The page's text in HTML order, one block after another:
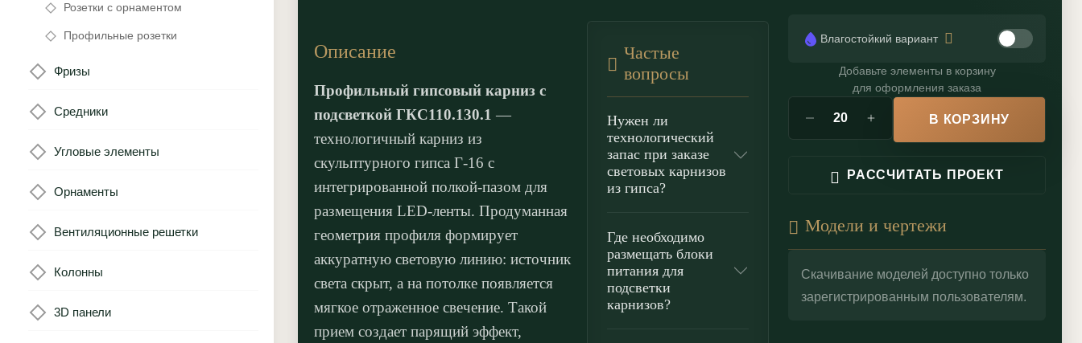
Розетки с орнаментом
Профильные розетки
Фризы
Средники
Угловые элементы
Орнаменты
Вентиляционные решетки
Колонны
3D панели
Описание
Профильный гипсовый карниз с
подсветкой ГКС110.130.1 —
технологичный карниз из
скульптурного гипса Г-16 с
интегрированной полкой-пазом для
размещения LED-ленты. Продуманная
геометрия профиля формирует
аккуратную световую линию: источник
света скрыт, а на потолке появляется
мягкое отраженное свечение. Такой
прием создает парящий эффект,
Частые
вопросы
Нужен ли
технологический
запас при заказе
световых карнизов
из гипса?
Где необходимо
размещать блоки
питания для
подсветки
карнизов?
Влагостойкий вариант
Добавьте элементы в корзину
для оформления заказа
В КОРЗИНУ
РАССЧИТАТЬ ПРОЕКТ
Модели и чертежи
Скачивание моделей доступно только
зарегистрированным пользователям.